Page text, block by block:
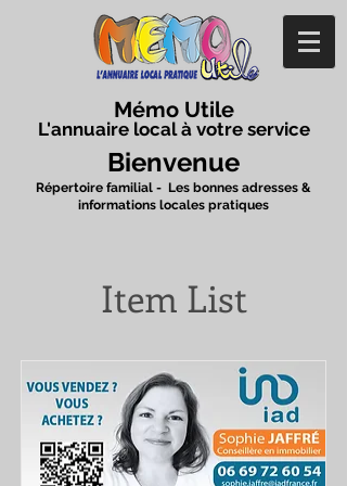
Mémo Utile
L'annuaire local à votre service
Bienvenue
Répertoire familial - Les bonnes adresses &
informations locales pratiques
Item List